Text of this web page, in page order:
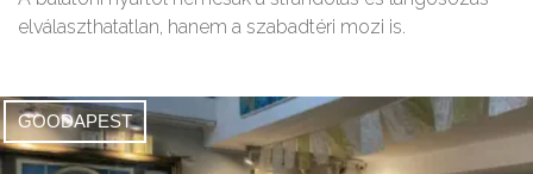
elválaszthatatlan, hanem a szabadtéri mozi is.
GOODAPEST